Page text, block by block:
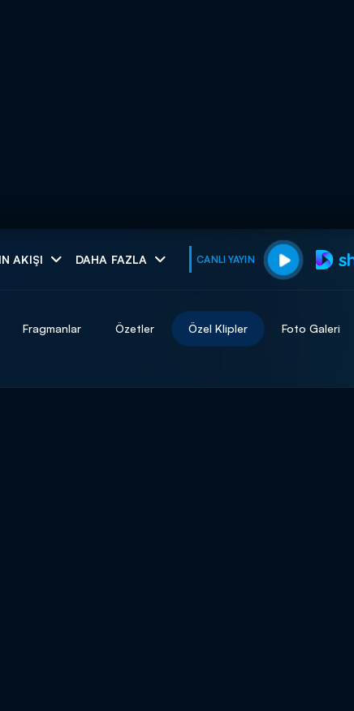
AKIŞI DAHA FAZLA CANLI YAYIN
muhteşem ikili
Fragmanlar Özetler Özel Klipler Foto Galeri